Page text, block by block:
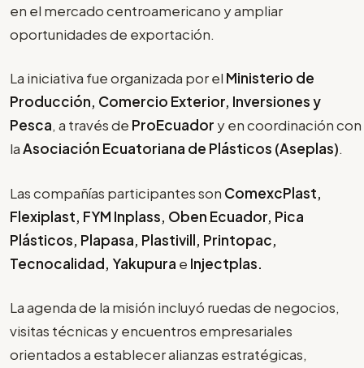
en el mercado centroamericano y ampliar
oportunidades de exportación.
La iniciativa fue organizada por el Ministerio de
Producción, Comercio Exterior, Inversiones y
Pesca, a través de ProEcuador y en coordinación con
laAsociación Ecuatoriana de Plásticos (Aseplas).
Las compañías participantes son ComexcPlast,
Flexiplast, FYM Inplass, Oben Ecuador, Pica
Plásticos, Plapasa, Plastivill, Printopac,
Tecnocalidad, Yakupura e Injectplas.
La agenda de la misión incluyó ruedas de negocios,
visitas técnicas y encuentros empresariales
orientados a establecer alianzas estratégicas,